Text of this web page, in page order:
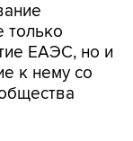
только
ЕАЭС, но и
к нему со